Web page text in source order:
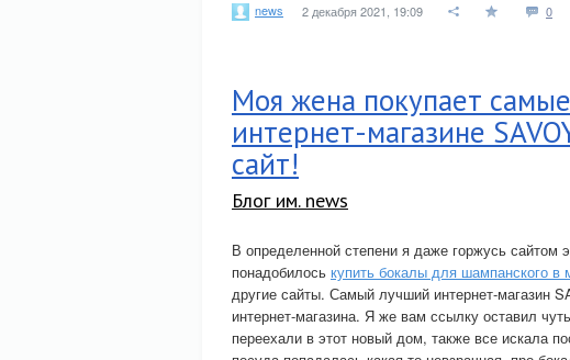
news 2 декабря 2021, 19:09 0
Моя жена покупает
интернет-магазине
сайт!
Блог им. news
В определенной степени я даже горжусь сайтом
понадобилось купить бокалы для шампанского в
другие сайты. Самый лучший интернет-магазин
интернет-магазина. Я же вам ссылку оставил
переехали в этот новый дом, также все искала